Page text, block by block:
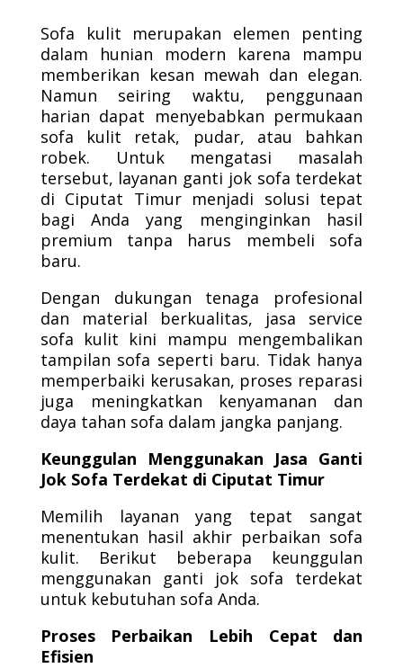
Sofa kulit merupakan elemen penting
dalam hunian modern karena mampu
memberikan kesan mewah dan elegan.
Namun seiring waktu, penggunaan
harian dapat menyebabkan permukaan
sofa kulit retak, pudar, atau bahkan
robek. Untuk mengatasi masalah
tersebut, layanan ganti jok sofa terdekat
di Ciputat Timur menjadi solusi tepat
bagi Anda yang menginginkan hasil
premium tanpa harus membeli sofa
baru.
Dengan dukungan tenaga profesional
dan material berkualitas, jasa service
sofa kulit kini mampu mengembalikan
tampilan sofa seperti baru. Tidak hanya
memperbaiki kerusakan, proses reparasi
juga meningkatkan kenyamanan dan
daya tahan sofa dalam jangka panjang.
Keunggulan Menggunakan Jasa Ganti
Jok Sofa Terdekat di Ciputat Timur
Memilih layanan yang tepat sangat
menentukan hasil akhir perbaikan sofa
kulit. Berikut beberapa keunggulan
menggunakan ganti jok sofa terdekat
untuk kebutuhan sofa Anda.
Proses Perbaikan Lebih Cepat dan
Efisien